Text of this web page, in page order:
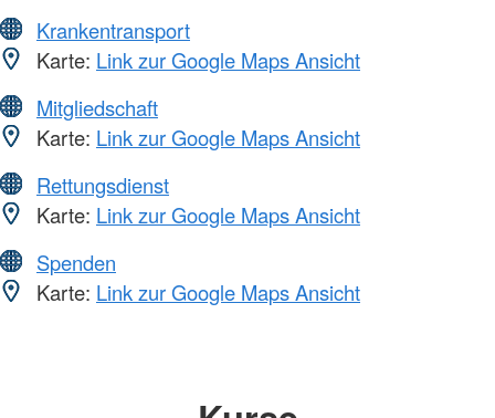
Krankentransport
Karte: Link zur Google Maps Ansicht
Mitgliedschaft
Karte: Link zur Google Maps Ansicht
Rettungsdienst
Karte: Link zur Google Maps Ansicht
Spenden
Karte: Link zur Google Maps Ansicht